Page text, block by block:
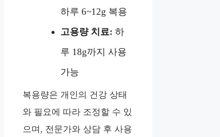
하루 6~12g 복용
고용량 치료: 하
루 18g까지 사용
가능
복용량은 개인의 건강 상태
와 필요에 따라 조정할 수 있
으며, 전문가와 상담 후 사용